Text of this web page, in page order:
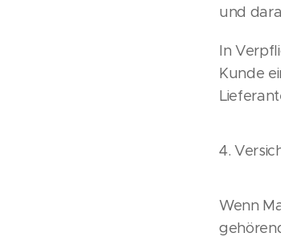
und
In
Kunde
4.
Wenn